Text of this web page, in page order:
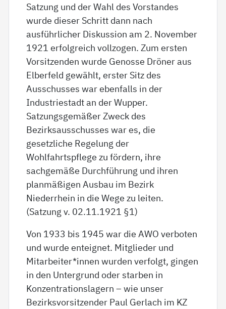
Satzung und der Wahl des Vorstandes
wurde dieser Schritt dann nach
ausführlicher Diskussion am 2. November
1921 erfolgreich vollzogen. Zum ersten
Vorsitzenden wurde Genosse Dröner aus
Elberfeld gewählt, erster Sitz des
Ausschusses war ebenfalls in der
Industriestadt an der Wupper.
Satzungsgemäßer Zweck des
Bezirksausschusses war es, die
gesetzliche Regelung der
Wohlfahrtspflege zu fördern, ihre
sachgemäße Durchführung und ihren
planmäßigen Ausbau im Bezirk
Niederrhein in die Wege zu leiten.
(Satzung v. 02.11.1921 §1)
Von 1933 bis 1945 war die AWO verboten
und wurde enteignet. Mitglieder und
Mitarbeiter*innen wurden verfolgt, gingen
in den Untergrund oder starben in
Konzentrationslagern – wie unser
Bezirksvorsitzender Paul Gerlach im KZ